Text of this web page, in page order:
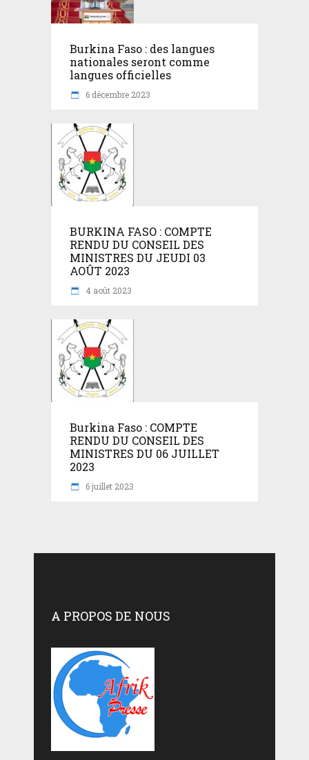
Burkina Faso : des langues
nationales seront comme
langues officielles
6 décembre 2023
BURKINA FASO : COMPTE
RENDU DU CONSEIL DES
MINISTRES DU JEUDI 03
AOÛT 2023
4 août 2023
Burkina Faso : COMPTE
RENDU DU CONSEIL DES
MINISTRES DU 06 JUILLET
2023
6 juillet 2023
A PROPOS DE NOUS